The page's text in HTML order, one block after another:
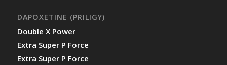
DAPOXETINE (PRILIGY)
Double X Power
Extra Super P Force
Extra Super P Force